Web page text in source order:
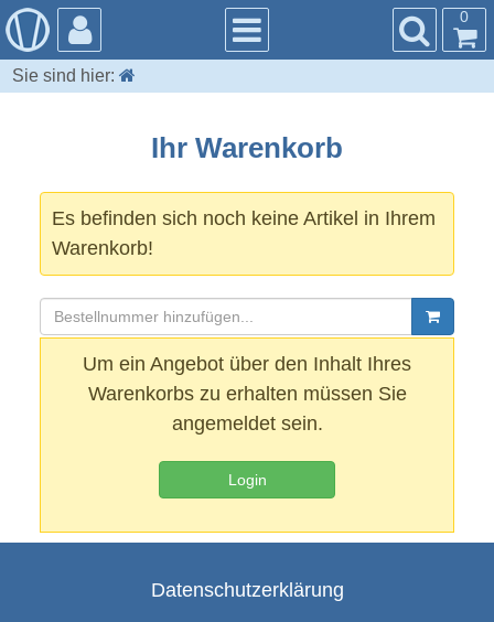
0
Sie sind hier:
Ihr Warenkorb
Es befinden sich noch keine Artikel in Ihrem
Warenkorb!
Um ein Angebot über den Inhalt Ihres
Warenkorbs zu erhalten müssen Sie
angemeldet sein.
Login
Datenschutzerklärung